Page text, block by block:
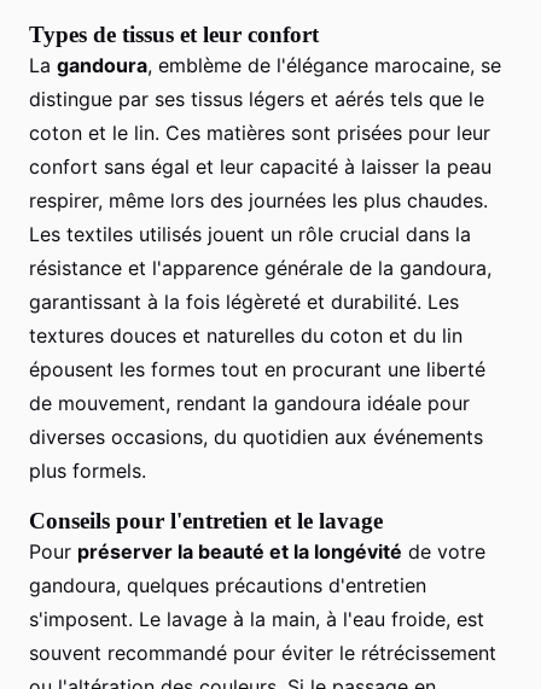
Types de tissus et leur confort
La gandoura, emblème de l'élégance marocaine, se
distingue par ses tissus légers et aérés tels que le
coton et le lin. Ces matières sont prisées pour leur
confort sans égal et leur capacité à laisser la peau
respirer, même lors des journées les plus chaudes.
Les textiles utilisés jouent un rôle crucial dans la
résistance et l'apparence générale de la gandoura,
garantissant à la fois légèreté et durabilité. Les
textures douces et naturelles du coton et du lin
épousent les formes tout en procurant une liberté
de mouvement, rendant la gandoura idéale pour
diverses occasions, du quotidien aux événements
plus formels.
Conseils pour l'entretien et le lavage
Pour préserver la beauté et la longévité de votre
gandoura, quelques précautions d'entretien
s'imposent. Le lavage à la main, à l'eau froide, est
souvent recommandé pour éviter le rétrécissement